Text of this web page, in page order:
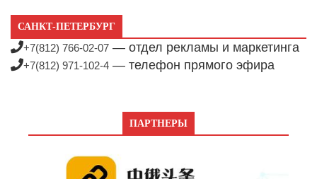
САНКТ-ПЕТЕРБУРГ
+7(812) 766-02-07 — отдел рекламы и маркетинга
+7(812) 971-102-4 — телефон прямого эфира
ПАРТНЕРЫ